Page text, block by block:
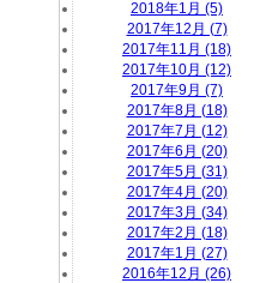
2018年1月 (5)
2017年12月 (7)
2017年11月 (18)
2017年10月 (12)
2017年9月 (7)
2017年8月 (18)
2017年7月 (12)
2017年6月 (20)
2017年5月 (31)
2017年4月 (20)
2017年3月 (34)
2017年2月 (18)
2017年1月 (27)
2016年12月 (26)